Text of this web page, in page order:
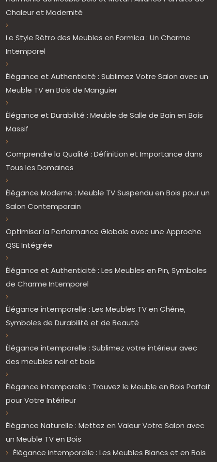
Chaleur et Modernité
Le Style Rétro des Meubles en Formica : Un Charme
Intemporel
Élégance et Authenticité : Sublimez Votre Salon avec un
Meuble TV en Bois de Manguier
Élégance et Durabilité : Meuble de Salle de Bain en Bois
Massif
Comprendre la Qualité : Définition et Importance dans
Tous les Domaines
Élégance Moderne : Meuble TV Suspendu en Bois pour un
Salon Contemporain
Optimiser la Performance Globale avec une Approche
QSE Intégrée
Élégance et Authenticité : Les Meubles en Pin, Symboles
de Charme Intemporel
Élégance intemporelle : Les Meubles TV en Chêne,
Symboles de Durabilité et de Beauté
Élégance intemporelle : Sublimez votre intérieur avec
des meubles noir et bois
Élégance intemporelle : Trouvez le Meuble en Bois Parfait
pour Votre Intérieur
Élégance Naturelle : Mettez en Valeur Votre Salon avec
un Meuble TV en Bois
Élégance intemporelle : Les Meubles Blancs et en Bois